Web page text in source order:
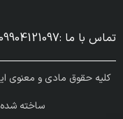
تماس با ما :
کلیه حقوق مادی و معنوی
ساخته